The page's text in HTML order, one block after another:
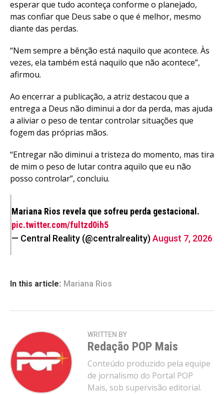
esperar que tudo aconteça conforme o planejado,
mas confiar que Deus sabe o que é melhor, mesmo
diante das perdas.
“Nem sempre a bênção está naquilo que acontece. Às
vezes, ela também está naquilo que não acontece”,
afirmou.
Ao encerrar a publicação, a atriz destacou que a
entrega a Deus não diminui a dor da perda, mas ajuda
a aliviar o peso de tentar controlar situações que
fogem das próprias mãos.
“Entregar não diminui a tristeza do momento, mas tira
de mim o peso de lutar contra aquilo que eu não
posso controlar”, concluiu.
Mariana Rios revela que sofreu perda gestacional.
pic.twitter.com/fultzd0ih5
— Central Reality (@centralreality)August 7, 2026
In this article: Mariana Rios
WRITTEN BY
Redação POP Mais
Conteúdo produzido pela equipe
de jornalismo do Portal POP
Mais, sob supervisão editorial.